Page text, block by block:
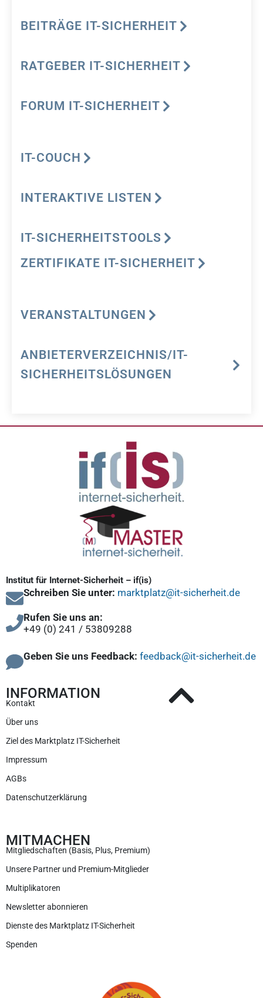
BEITRÄGE IT-SICHERHEIT
RATGEBER IT-SICHERHEIT
FORUM IT-SICHERHEIT
IT-COUCH
INTERAKTIVE LISTEN
IT-SICHERHEITSTOOLS
ZERTIFIKATE IT-SICHERHEIT
VERANSTALTUNGEN
ANBIETERVERZEICHNIS/IT-
SICHERHEITSLÖSUNGEN
Institut für Internet-Sicherheit – if(is)
Schreiben Sie unter: marktplatz@it-sicherheit.de
Rufen Sie uns an:
+49 (0) 241 / 53809288
Geben Sie uns Feedback: feedback@it-sicherheit.de
INFORMATION
Kontakt
Über uns
Ziel des Marktplatz IT-Sicherheit
Impressum
AGBs
Datenschutzerklärung
MITMACHEN
Mitgliedschaften (Basis, Plus, Premium)
Unsere Partner und Premium-Mitglieder
Multiplikatoren
Newsletter abonnieren
Dienste des Marktplatz IT-Sicherheit
Spenden